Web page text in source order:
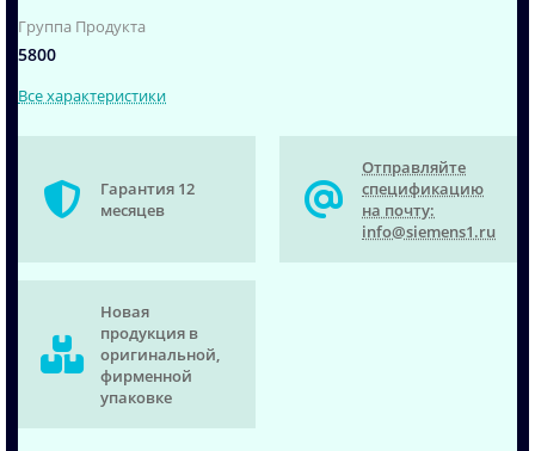
Группа Продукта
5800
Все характеристики
Гарантия 12
месяцев
Отправляйте
спецификацию
на почту:
info@siemens1.ru
Новая
продукция в
оригинальной,
фирменной
упаковке